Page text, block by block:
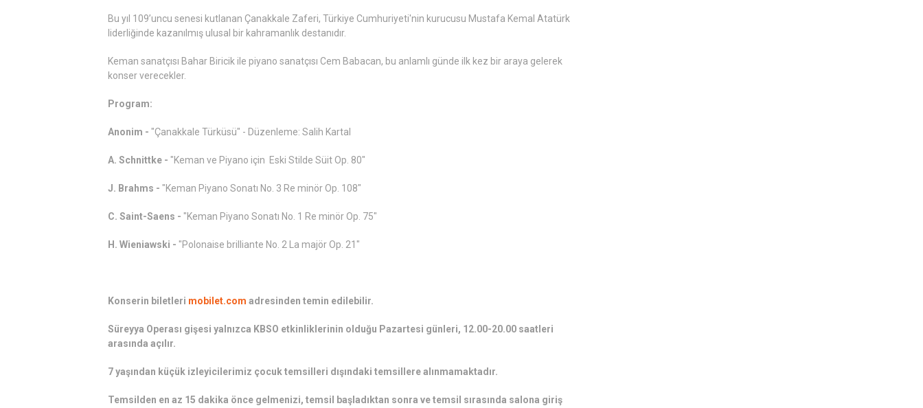
Bu yıl 109’uncu senesi kutlanan Çanakkale Zaferi, Türkiye Cumhuriyeti'nin kurucusu Mustafa Kemal Atatürk
liderliğinde kazanılmış ulusal bir kahramanlık destanıdır.
Keman sanatçısı Bahar Biricik ile piyano sanatçısı Cem Babacan, bu anlamlı günde ilk kez bir araya gelerek
konser verecekler.
Program:
Anonim - "Çanakkale Türküsü" - Düzenleme: Salih Kartal
A. Schnittke - "Keman ve Piyano için Eski Stilde Süit Op. 80"
J. Brahms - "Keman Piyano Sonatı No. 3 Re minör Op. 108"
C. Saint-Saens - "Keman Piyano Sonatı No. 1 Re minör Op. 75"
H. Wieniawski - "Polonaise brilliante No. 2 La majör Op. 21"
Konserin biletleri mobilet.com adresinden temin edilebilir.
Süreyya Operası gişesi yalnızca KBSO etkinliklerinin olduğu Pazartesi günleri, 12.00-20.00 saatleri
arasında açılır.
7 yaşından küçük izleyicilerimiz çocuk temsilleri dışındaki temsillere alınmamaktadır.
Temsilden en az 15 dakika önce gelmenizi, temsil başladıktan sonra ve temsil sırasında salona giriş